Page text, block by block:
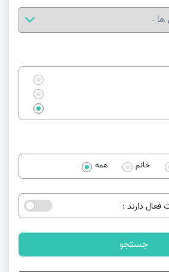
خانم همه
فعال دارند :
جستجو